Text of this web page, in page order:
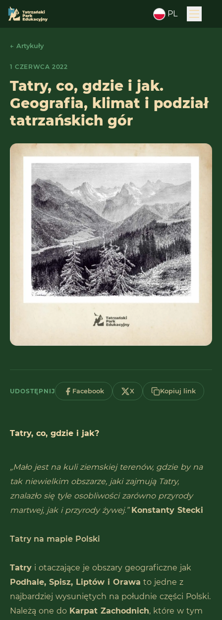
PL
← Artykuły
1 CZERWCA 2022
Tatry, co, gdzie i jak.
Geografia, klimat i podział
tatrzańskich gór
UDOSTĘPNIJ Facebook X Kopiuj link
Tatry, co, gdzie i jak?
„Mało jest na kuli ziemskiej terenów, gdzie by na
tak niewielkim obszarze, jaki zajmują Tatry,
znalazło się tyle osobliwości zarówno przyrody
martwej, jak i przyrody żywej.” Konstanty Stecki
Tatry na mapie Polski
Tatry i otaczające je obszary geograficzne jak
Podhale, Spisz, Liptów i Orawa to jedne z
najbardziej wysuniętych na południe części Polski.
Należą one do Karpat Zachodnich, które w tym